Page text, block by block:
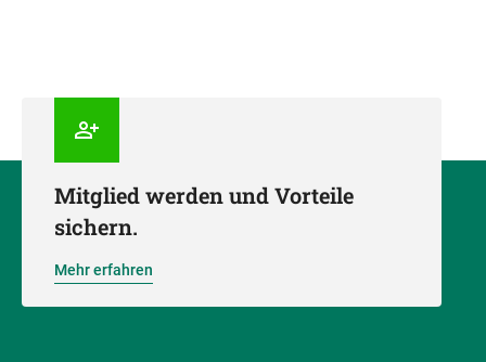
Mitglied werden und Vorteile
sichern.
Mehr erfahren